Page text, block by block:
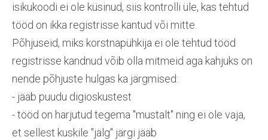
isikukoodi ei ole küsinud, siis kontrolli üle, kas tehtud
tööd on ikka registrisse kantud või mitte.
Põhjuseid, miks korstnapühkija ei ole tehtud tööd
registrisse kandnud võib olla mitmeid aga kahjuks on
nende põhjuste hulgas ka järgmised:
- jääb puudu digioskustest
- tööd on harjutud tegema "mustalt" ning ei ole vaja,
et sellest kuskile "jälg" järgi jääb